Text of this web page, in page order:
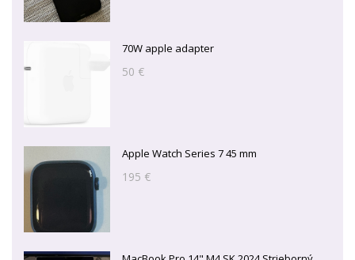
70W apple adapter
50 €
Apple Watch Series 7 45 mm
195 €